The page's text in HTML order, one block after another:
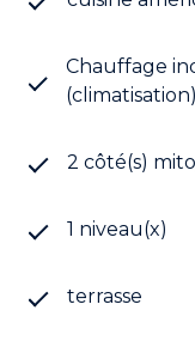
Chauffage
(climatisation)
2 côté(s)
1 niveau(x)
terrasse